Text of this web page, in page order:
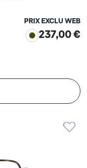
PRIX EXCLU WEB
237,00 €